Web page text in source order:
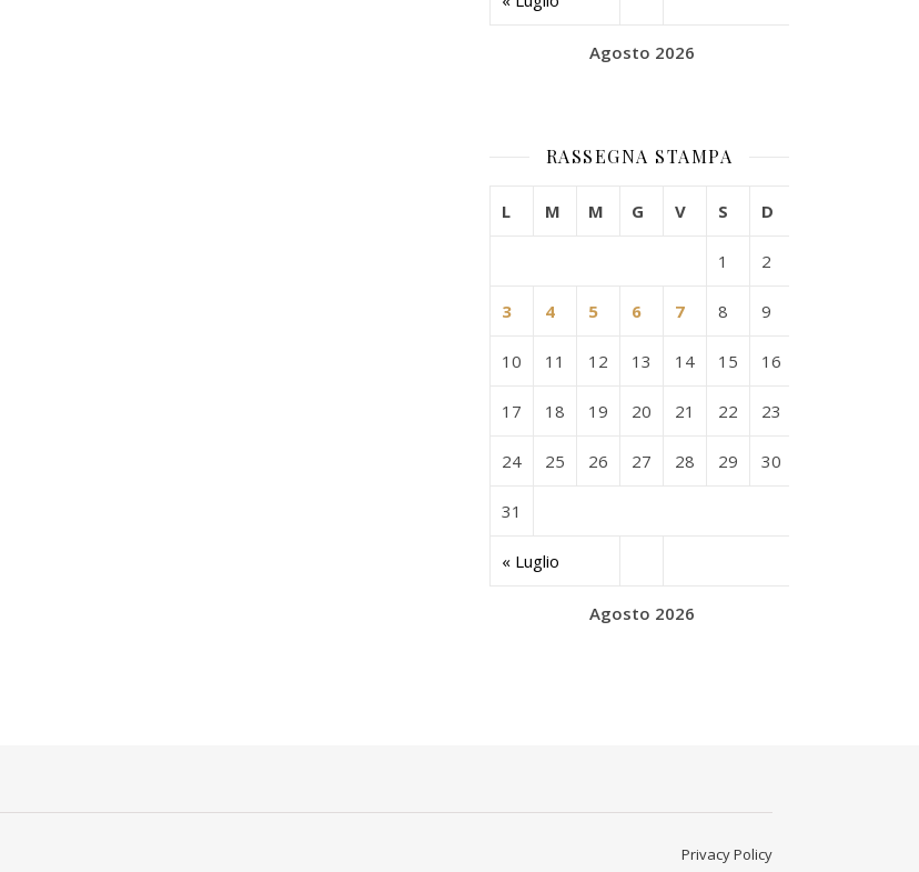
Agosto 2026
RASSEGNA STAMPA
Agosto 2026
L M M G V S D
« Luglio
1 2
3 4 5 6 7 8 9
10 11 12 13 14 15 16
17 18 19 20 21 22 23
24 25 26 27 28 29 30
31
Privacy Policy